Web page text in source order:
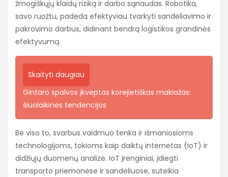
žmogiškųjų klaidų riziką ir darbo sąnaudas. Robotika,
savo ruožtu, padeda efektyviau tvarkyti sandėliavimo ir
pakrovimo darbus, didinant bendrą logistikos grandinės
efektyvumą.
Skaityti daugiau
Gintaro spalvos įkvėptas korejietiškas makiažas:
šiuolaikinės tendencijos
Be viso to, svarbus vaidmuo tenka ir išmaniosioms
technologijoms, tokioms kaip daiktų internetas (IoT) ir
didžiųjų duomenų analizė. IoT įrenginiai, įdiegti
transporto priemonėse ir sandėliuose, suteikia